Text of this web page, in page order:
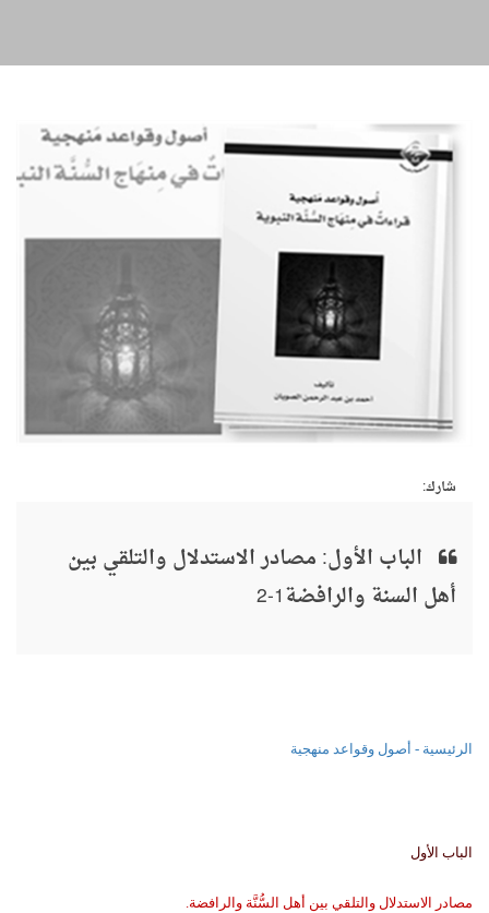
شارك:
الباب الأول: مصادر الاستدلال والتلقي بين
أهل السنة والرافضة1-2
الرئيسية - أصول وقواعد منهجية
الباب الأول
مصادر الاستدلال والتلقي بين أهل السُّنَّة والرافضة.